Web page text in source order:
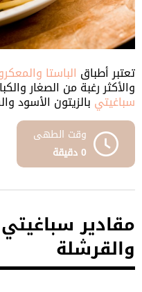
تعتبر أطباق الباستا
والأكثر رغبة من الصغار
سباغيتي بالزيتون الأسود
وقت الطهى
0 دقيقة
مقادير
والقرشلة